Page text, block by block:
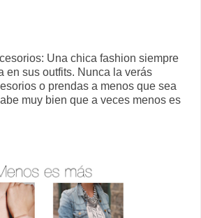
Una chica fashion siempre
en sus outfits. Nunca la verás
o prendas a menos que sea
muy bien que a veces menos es